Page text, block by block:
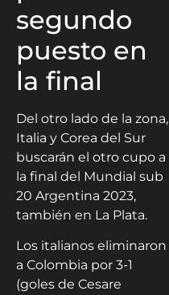
segundo
puesto en
la final
Del otro lado de la zona,
Italia y Corea del Sur
buscarán el otro cupo a
la final del Mundial sub
20 Argentina 2023,
también en La Plata.
Los italianos eliminaron
a Colombia por 3-1
(goles de Cesare